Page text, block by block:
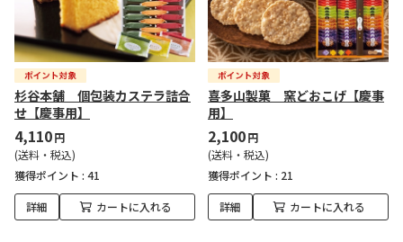
杉谷本舗 個包装カステラ詰合
せ【慶事用】
4,110円
(送料・税込)
獲得ポイント : 41
詳細 カートに入れる
喜多山製菓 窯どおこげ【慶事
用】
2,100円
(送料・税込)
獲得ポイント : 21
詳細 カートに入れる